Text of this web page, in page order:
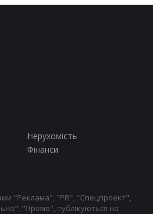
Нерухомість
Фінанси
"Реклама", "PR", "Спецпроект",
"Промо", публікуються на